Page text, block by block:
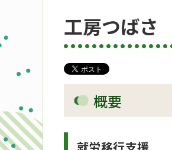
工房つばさ
概要